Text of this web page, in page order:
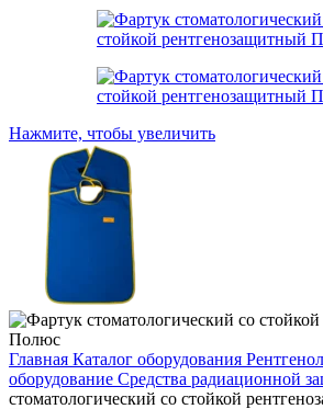
Нажмите, чтобы увеличить
Главная Каталог оборудования
оборудование Средства радиационной
стоматологический со стойкой